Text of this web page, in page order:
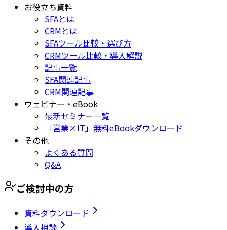
お役立ち資料
SFAとは
CRMとは
SFAツール比較・選び方
CRMツール比較・導入解説
記事一覧
SFA関連記事
CRM関連記事
ウェビナー・eBook
最新セミナー一覧
「営業×IT」無料eBookダウンロード
その他
よくある質問
Q&A
ご検討中の方
資料ダウンロード
導入相談